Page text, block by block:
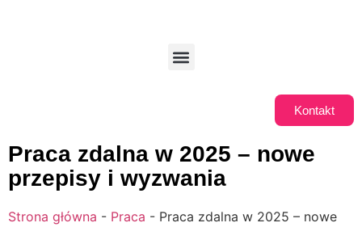
Kontakt
Praca zdalna w 2025 – nowe
przepisy i wyzwania
Strona główna - Praca - Praca zdalna w 2025 – nowe